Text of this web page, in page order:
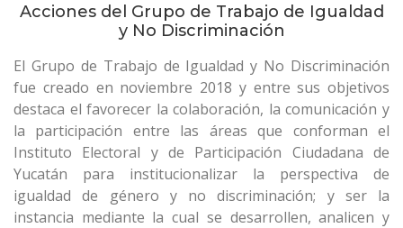
Acciones del Grupo de Trabajo de Igualdad
y No Discriminación
El Grupo de Trabajo de Igualdad y No Discriminación
fue creado en noviembre 2018 y entre sus objetivos
destaca el favorecer la colaboración, la comunicación y
la participación entre las áreas que conforman el
Instituto Electoral y de Participación Ciudadana de
Yucatán para institucionalizar la perspectiva de
igualdad de género y no discriminación; y ser la
instancia mediante la cual se desarrollen, analicen y